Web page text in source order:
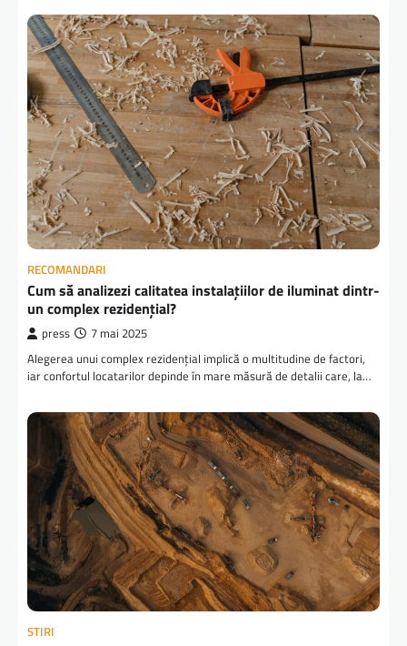
RECOMANDARI
Cum să analizezi calitatea instalațiilor de iluminat dintr-
un complex rezidențial?
press 7 mai 2025
Alegerea unui complex rezidențial implică o multitudine de factori,
iar confortul locatarilor depinde în mare măsură de detalii care, la…
STIRI